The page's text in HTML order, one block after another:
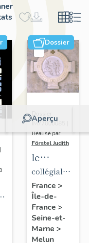
Dossier
Aperçu
IM77000085 |
Réalisé par
Förstel Judith
le
mobilier
de la
collégiale
Notre-
Dame
collégiale
Notre-
Dame
France >
Île-de-
France >
Seine-et-
Marne >
Melun